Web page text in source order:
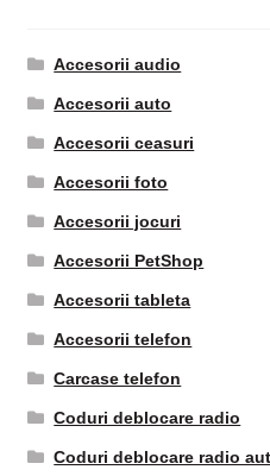
Accesorii audio
Accesorii auto
Accesorii ceasuri
Accesorii foto
Accesorii jocuri
Accesorii PetShop
Accesorii tableta
Accesorii telefon
Carcase telefon
Coduri deblocare radio
Coduri deblocare radio